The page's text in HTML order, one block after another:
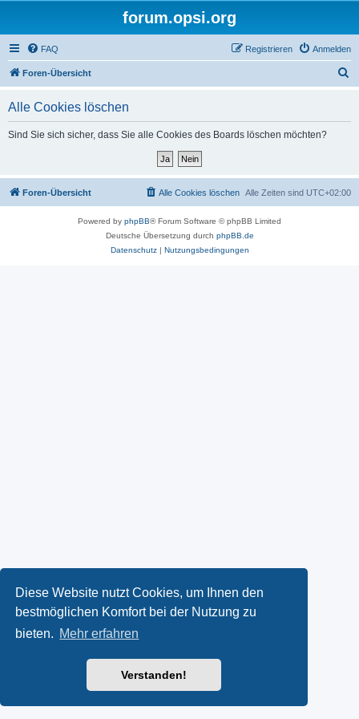
Diese Website nutzt Cookies, um Ihnen den
bestmöglichen Komfort bei der Nutzung zu
bieten. Mehr erfahren
Verstanden!
forum.opsi.org
FAQ Anmelden
Registrieren
Foren-Übersicht
Alle Cookies löschen
Sind Sie sich sicher, dass Sie alle Cookies des Boards löschen möchten?
Foren-Übersicht Alle Zeiten sind UTC+02:00
Alle Cookies löschen
Powered by phpBB® Forum Software © phpBB Limited
Deutsche Übersetzung durch phpBB.de
Datenschutz| Nutzungsbedingungen